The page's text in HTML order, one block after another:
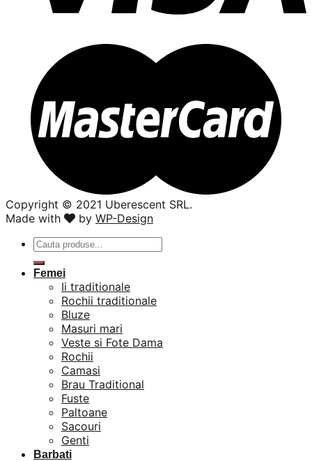
Copyright ©️ 2021 Uberescent SRL.
Made with
by WP-Design
Caută
după:
Femei
Ii traditionale
Rochii traditionale
Bluze
Masuri mari
Veste si Fote Dama
Rochii
Camasi
Brau Traditional
Fuste
Paltoane
Sacouri
Genti
Barbati